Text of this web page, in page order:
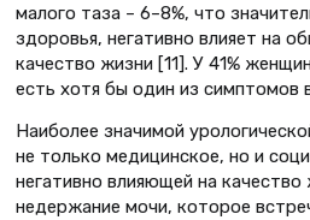
малого таза – 6–8%, что
здоровья, негативно влияет на
качество жизни [11]. У 41%
есть хотя бы один из симптомов
Наиболее значимой
не только медицинское, но и
негативно влияющей на качество
недержание мочи, которое